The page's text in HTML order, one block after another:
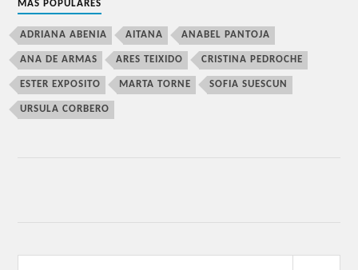
MÁS POPULARES
ADRIANA ABENIA AITANA ANABEL PANTOJA
ANA DE ARMAS ARES TEIXIDO CRISTINA PEDROCHE
ESTER EXPOSITO MARTA TORNE SOFIA SUESCUN
URSULA CORBERO